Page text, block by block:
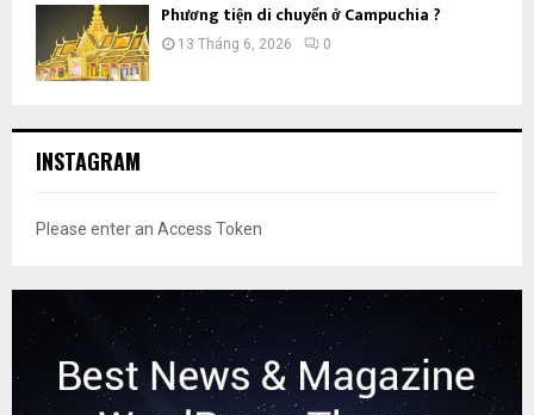
Phương tiện di chuyển ở Campuchia ?
13 Tháng 6, 2026 0
INSTAGRAM
Please enter an Access Token